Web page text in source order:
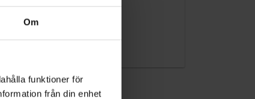
Om
funktioner för
från din enhet
010-45 00 200​